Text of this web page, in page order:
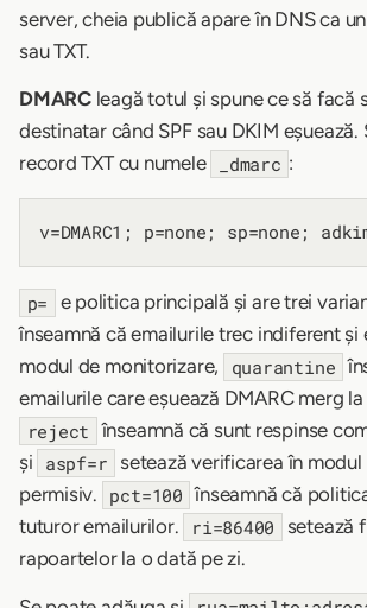
server, cheia publică apare în DNS ca
sau TXT.
DMARCleagă totul și spune ce să facă
destinatar când SPF sau DKIM eșuează.
record TXT cu numele
_dmarc :
p= e politica principală și are trei
înseamnă că emailurile trec indiferent și
modul de monitorizare,
quarantine
emailurile care eșuează DMARC merg
reject înseamnă că sunt respinse
și aspf=r
setează verificarea în modul
permisiv.
pct=100 înseamnă că
tuturor emailurilor.
ri=86400
setează
rapoartelor la o dată pe zi.